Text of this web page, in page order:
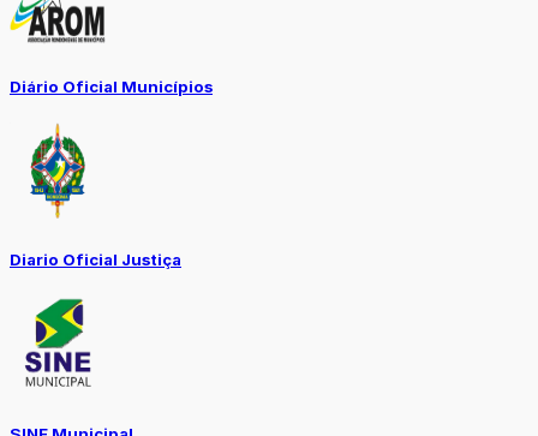
Diário Oficial Municípios
Diario Oficial Justiça